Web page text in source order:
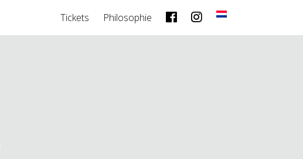
Tickets Philosophie